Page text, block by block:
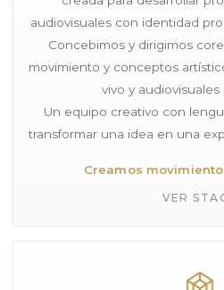
audiovisuales con identidad
Concebimos y dirigimos
movimiento y conceptos
vivo y audiovisuales
Un equipo creativo con
transformar una idea en una
Creamos
VER